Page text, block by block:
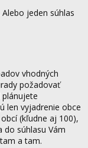
jeden súhlas
vhodných
požadovať
len vyjadrenie obce
(kľudne aj 100),
súhlasu Vám
a tam.